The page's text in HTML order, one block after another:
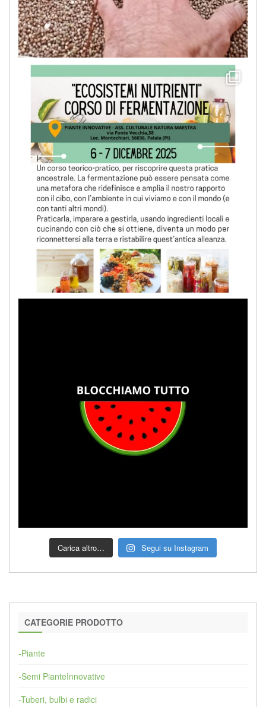
Carica altro… Segui su Instagram
CATEGORIE PRODOTTO
-Piante
-Semi PianteInnovative
-Tuberi, bulbi e radici